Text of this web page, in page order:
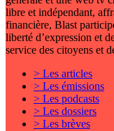
libre et indépendant,
financière, Blast
liberté d’expression et
service des citoyens et
> Les articles
> Les émissions
> Les podcasts
> Les dossiers
> Les brèves